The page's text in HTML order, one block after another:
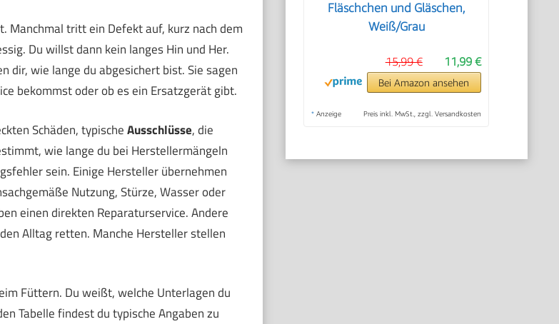
Manchmal tritt ein Defekt auf, kurz nach dem
Du willst dann kein langes Hin und Her.
dir, wie lange du abgesichert bist. Sie sagen
bekommst oder ob es ein Ersatzgerät gibt.
Schäden, typischeAusschlüsse, die
wie lange du bei Herstellermängeln
sein. Einige Hersteller übernehmen
Nutzung, Stürze, Wasser oder
einen direkten Reparaturservice. Andere
Alltag retten. Manche Hersteller stellen
Füttern. Du weißt, welche Unterlagen du
Tabelle findest du typische Angaben zu
Fläschchen und Gläschen,
Weiß/Grau
11,99 €
15,99 €
Bei Amazon ansehen
* Anzeige Preis inkl. MwSt., zzgl. Versandkosten